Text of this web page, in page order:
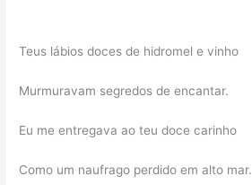
Teus lábios doces de hidromel e vinho
Murmuravam segredos de encantar.
Eu me entregava ao teu doce carinho
Como um naufrago perdido em alto mar.